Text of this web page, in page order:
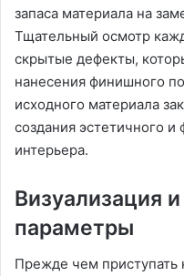
запаса материала на
Тщательный осмотр
скрытые дефекты,
нанесения финишного
исходного материала
создания эстетичного
интерьера.
Визуализация
параметры
Прежде чем приступать